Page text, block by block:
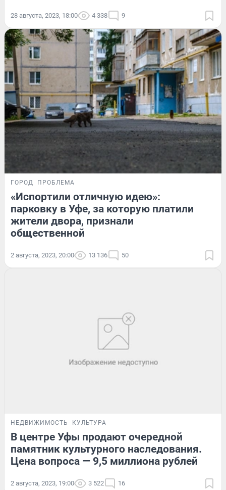
28 августа, 2023, 18:00 4 338 9
ГОРОД ПРОБЛЕМА
«Испортили отличную идею»:
парковку в Уфе, за которую платили
жители двора, признали
общественной
2 августа, 2023, 20:00 13 136 50
НЕДВИЖИМОСТЬ КУЛЬТУРА
В центре Уфы продают очередной
памятник культурного наследования.
Цена вопроса — 9,5 миллиона рублей
2 августа, 2023, 19:00 3 522 16